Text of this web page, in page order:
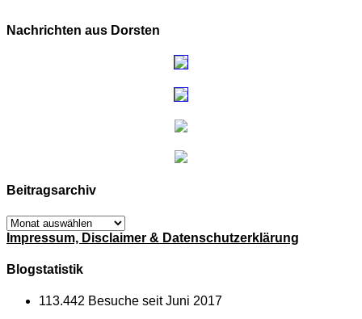
Nachrichten aus Dorsten
Beitragsarchiv
Beitragsarchiv
Impressum, Disclaimer & Datenschutzerklärung
Blogstatistik
113.442 Besuche seit Juni 2017